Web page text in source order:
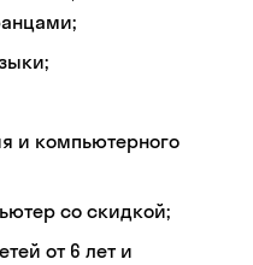
и компьютерного
со скидкой;
от 6 лет и